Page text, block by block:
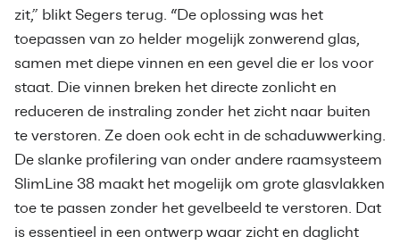
zit,” blikt Segers terug. “De oplossing was het
toepassen van zo helder mogelijk zonwerend glas,
samen met diepe vinnen en een gevel die er los voor
staat. Die vinnen breken het directe zonlicht en
reduceren de instraling zonder het zicht naar buiten
te verstoren. Ze doen ook echt in de schaduwwerking.
De slanke profilering van onder andere raamsysteem
SlimLine 38 maakt het mogelijk om grote glasvlakken
toe te passen zonder het gevelbeeld te verstoren. Dat
is essentieel in een ontwerp waar zicht en daglicht